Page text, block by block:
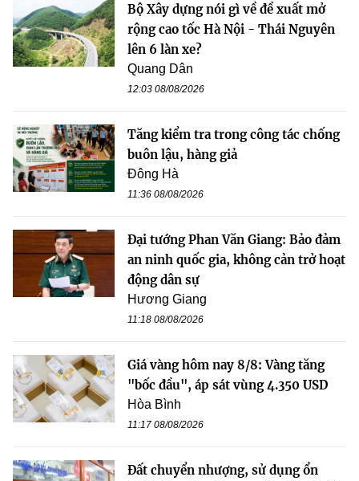
Bộ Xây dựng nói gì về đề xuất mở
rộng cao tốc Hà Nội - Thái Nguyên
lên 6 làn xe?
Quang Dân
12:03 08/08/2026
Tăng kiểm tra trong công tác chống
buôn lậu, hàng giả
Đông Hà
11:36 08/08/2026
Đại tướng Phan Văn Giang: Bảo đảm
an ninh quốc gia, không cản trở hoạt
động dân sự
Hương Giang
11:18 08/08/2026
Giá vàng hôm nay 8/8: Vàng tăng
"bốc đầu", áp sát vùng 4.350 USD
Hòa Bình
11:17 08/08/2026
Đất chuyển nhượng, sử dụng ổn